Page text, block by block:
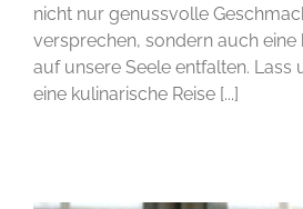
nicht nur genussvolle
versprechen, sondern auch eine
auf unsere Seele entfalten. Lass
eine kulinarische Reise [...]